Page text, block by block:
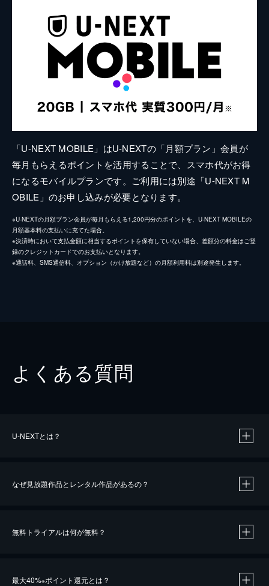
「U-NEXT MOBILE」はU-NEXTの「月額プラン」会員が
毎月もらえるポイントを活用することで、スマホ代がお得
になるモバイルプランです。ご利用には別途「U-NEXT M
OBILE」のお申し込みが必要となります。
※U-NEXTの月額プラン会員が毎月もらえる1,200円分のポイントを、U-NEXT MOBILEの
月額基本料の支払いに充てた場合。
※決済時において支払金額に相当するポイントを保有していない場合、差額分の料金はご登
録のクレジットカードでのお支払いとなります。
※通話料、SMS通信料、オプション（かけ放題など）の月額利用料は別途発生します。
よくある質問
U-NEXTとは？
なぜ見放題作品とレンタル作品があるの？
無料トライアルは何が無料？
最大40%※ポイント還元とは？